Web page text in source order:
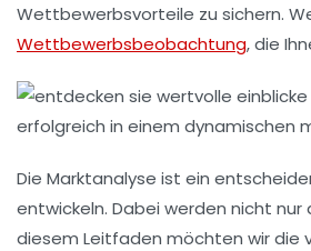
Wettbewerbsvorteile zu sichern.
Wettbewerbsbeobachtung, die
Die Marktanalyse ist ein
entwickeln. Dabei werden nicht
diesem Leitfaden möchten wir die